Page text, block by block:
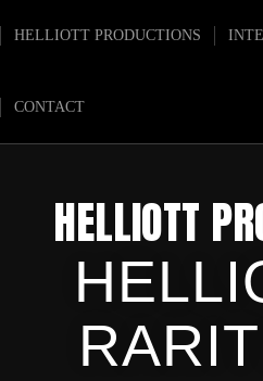
HELLIOTT PRODUCTIONS
CONTACT
HELLIOTT